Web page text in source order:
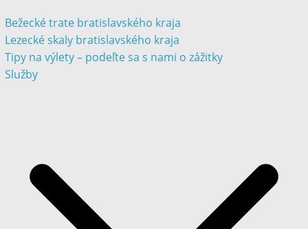
Bežecké trate bratislavského kraja
Lezecké skaly bratislavského kraja
Tipy na výlety – podeľte sa s nami o zážitky
Služby